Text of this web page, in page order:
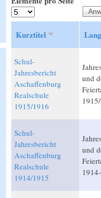
Kurztitel
Schul-
Jahresbericht
Aschaffenburg
Realschule
1915/1916
und
Schul-
Jahresbericht
Aschaffenburg
Realschule
1914/1915
und